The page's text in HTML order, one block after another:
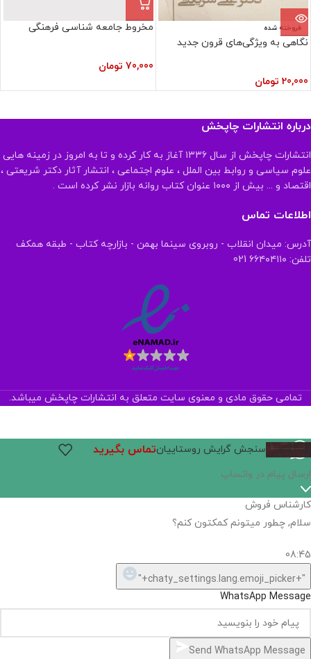
فروخته شده
نگاهی به ویژگی‌های قرون جدید
20,000 تومان
مخروط جامعه شناسی فرهنگی
70,000 تومان
درباره انتشارات چاپخش
انتشارات چاپخش از سال ۱۳۳۶ آغاز به کار کرده و تا به امروز در زمینه هایی
علوم سیاسی و روابط بین الملل ، علوم اجتماعی ، انتشار آثار دکتر شریعتی ،
اقتصاد و ... بیش از ۱۰۰۰ عنوان کتاب روانه بازار نشر کرده است .
اطلاعات تماس
آدرس: میدان انقلاب - روبروی سینما بهمن - بازارچه کتاب - طبقه همکف
تلفن: ۶۶۴۰۴۱۱۰ 021
تمامی حقوق مادی و معنوی سایت متعلق به انتشارات چاپخش میباشد.
سنجش گرایش روستاییانتماس بگیرید
ارسال پیام در واتساپ
کارشناس فروش
سلام, چطور میتونم کمکتون کنم؟
08:45
"+chaty_settings.lang.emoji_picker+"
WhatsApp Message
Send WhatsApp Message